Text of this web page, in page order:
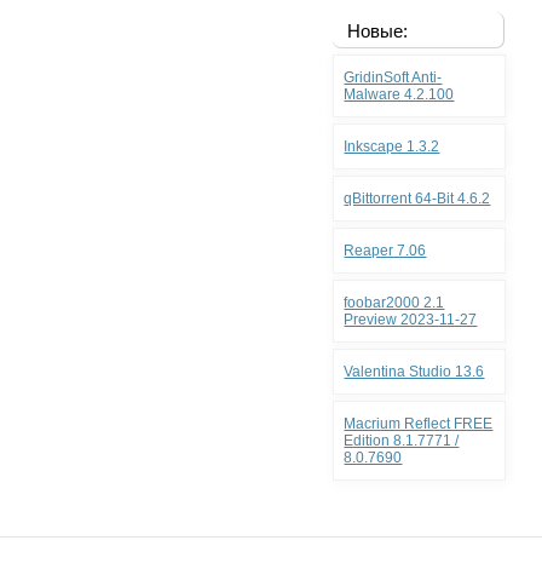
Новые:
GridinSoft Anti-
Malware 4.2.100
Inkscape 1.3.2
qBittorrent 64-Bit 4.6.2
Reaper 7.06
foobar2000 2.1
Preview 2023-11-27
Valentina Studio 13.6
Macrium Reflect FREE
Edition 8.1.7771 /
8.0.7690